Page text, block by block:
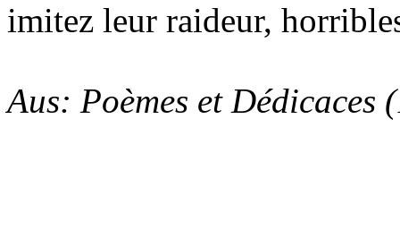
imitez leur raideur,
Aus: Poèmes et Dédicaces